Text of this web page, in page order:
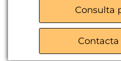
Guardamuebles
Consulta
Contacta